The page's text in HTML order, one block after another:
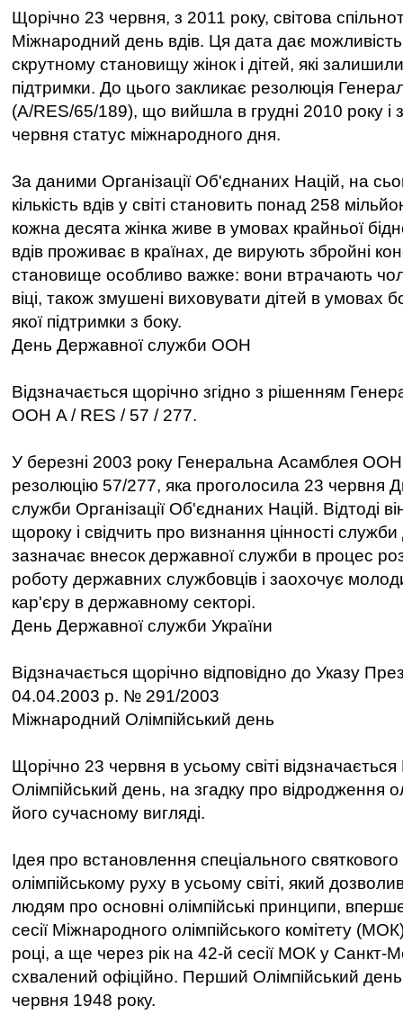
Щорічно 23 червня, з 2011 року, світова
Міжнародний день вдів. Ця дата дає можливість
скрутному становищу жінок і дітей, які
підтримки. До цього закликає резолюція
(A/RES/65/189), що вийшла в грудні 2010 року і
червня статус міжнародного дня.
За даними Організації Об'єднаних Націй, на
кількість вдів у світі становить понад 258
кожна десята жінка живе в умовах крайньої
вдів проживає в країнах, де вирують збройні
становище особливо важке: вони втрачають
віці, також змушені виховувати дітей в умовах
якої підтримки з боку.
День Державної служби ООН
Відзначається щорічно згідно з рішенням
ООН A / RES / 57 / 277.
У березні 2003 року Генеральна Асамблея
резолюцію 57/277, яка проголосила 23 червня
служби Організації Об'єднаних Націй. Відтоді
щороку і свідчить про визнання цінності служби
зазначає внесок державної служби в процес
роботу державних службовців і заохочує
кар'єру в державному секторі.
День Державної служби України
Відзначається щорічно відповідно до Указу
04.04.2003 р. № 291/2003
Міжнародний Олімпійський день
Щорічно 23 червня в усьому світі
Олімпійський день, на згадку про відродження
його сучасному вигляді.
Ідея про встановлення спеціального
олімпійському руху в усьому світі, який
людям про основні олімпійські принципи,
сесії Міжнародного олімпійського комітету
році, а ще через рік на 42-й сесії МОК у Санкт-
схвалений офіційно. Перший Олімпійський
червня 1948 року.